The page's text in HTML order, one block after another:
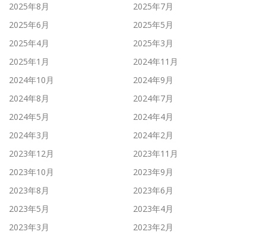
2025年8月
2025年7月
2025年6月
2025年5月
2025年4月
2025年3月
2025年1月
2024年11月
2024年10月
2024年9月
2024年8月
2024年7月
2024年5月
2024年4月
2024年3月
2024年2月
2023年12月
2023年11月
2023年10月
2023年9月
2023年8月
2023年6月
2023年5月
2023年4月
2023年3月
2023年2月